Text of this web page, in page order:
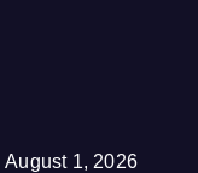
August 1, 2026